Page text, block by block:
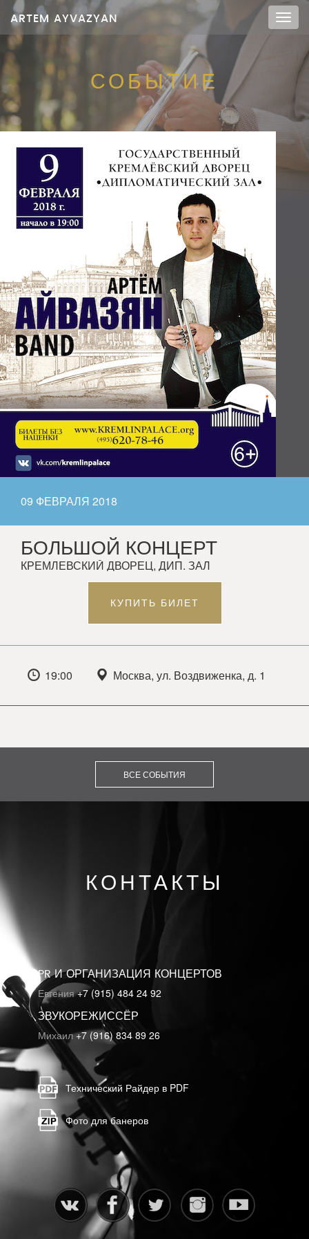
Меню
ARTEM AYVAZYAN
СОБЫТИЕ
09 ФЕВРАЛЯ 2018
БОЛЬШОЙ КОНЦЕРТ
КРЕМЛЕВСКИЙ ДВОРЕЦ, ДИП. ЗАЛ
КУПИТЬ БИЛЕТ
19:00 Москва, ул. Воздвиженка, д. 1
ВСЕ СОБЫТИЯ
КОНТАКТЫ
PR И ОРГАНИЗАЦИЯ КОНЦЕРТОВ
Евгения+7 (915) 484 24 92
ЗВУКОРЕЖИССЁР
Михаил+7 (916) 834 89 26
Технический Райдер в PDF
Фото для банеров